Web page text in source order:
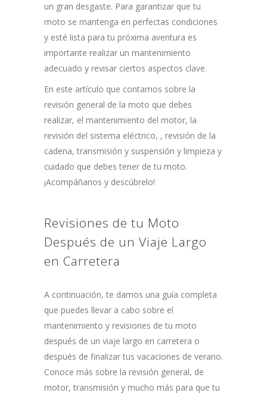
un gran desgaste. Para garantizar que tu
moto se mantenga en perfectas condiciones
y esté lista para tu próxima aventura es
importante realizar un mantenimiento
adecuado y revisar ciertos aspectos clave.
En este artículo que contamos sobre la
revisión general de la moto que debes
realizar, el mantenimiento del motor, la
revisión del sistema eléctrico, , revisión de la
cadena, transmisión y suspensión y limpieza y
cuidado que debes tener de tu moto.
¡Acompáñanos y descúbrelo!
Revisiones de tu Moto
Después de un Viaje Largo
en Carretera
A continuación, te damos una guía completa
que puedes llevar a cabo sobre el
mantenimiento y revisiones de tu moto
después de un viaje largo en carretera o
después de finalizar tus vacaciones de verano.
Conoce más sobre la revisión general, de
motor, transmisión y mucho más para que tu